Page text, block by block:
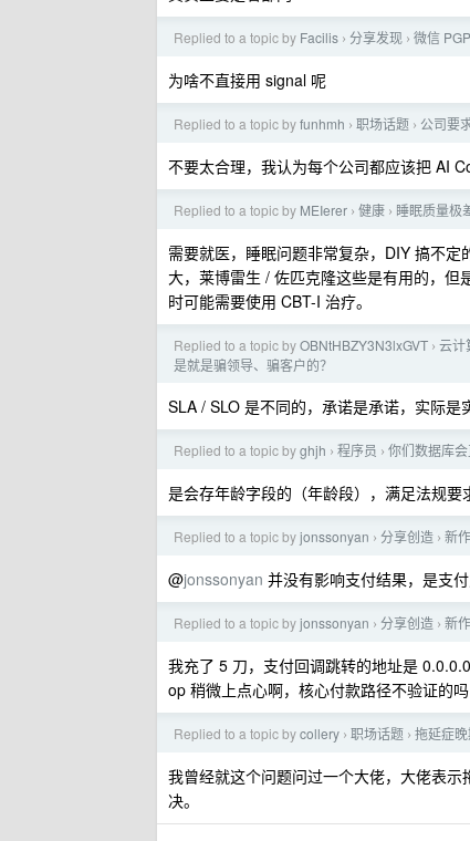
Replied to a topic by Facilis › 分享发现 › 微信
为啥不直接用 signal 呢
Replied to a topic byfunhmh › 职场话题 › 公司要
不要太合理，我认为每个公司都应该把 AI
Replied to a topic by MEIerer › 健康 › 睡眠质量极
需要就医，睡眠问题非常复杂，DIY 搞不
大，莱博雷生 / 佐匹克隆这些是有用的，
时可能需要使用 CBT-I 治疗。
Replied to a topic byOBNtHBZY3N3lxGVT › 云计
是就是骗领导、骗客户的？
SLA / SLO 是不同的，承诺是承诺，实际是
Replied to a topic byghjh › 程序员 › 你们数据库会
是会存年龄字段的（年龄段），满足法规要
Replied to a topic byjonssonyan › 分享创造 › 新
@jonssonyan 并没有影响支付结果，是支
Replied to a topic byjonssonyan › 分享创造 › 新
我充了 5 刀，支付回调跳转的地址是 0.0.0.0
op 稍微上点心啊，核心付款路径不验证的吗
Replied to a topic bycollery › 职场话题 › 拖延症
我曾经就这个问题问过一个大佬，大佬表
决。